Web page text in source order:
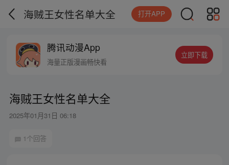
海贼王女性名单大全 打开APP
腾讯动漫App
海量正版漫画畅快看
立即下载
海贼王女性名单大全
2025年01月31日 06:18
1个回答